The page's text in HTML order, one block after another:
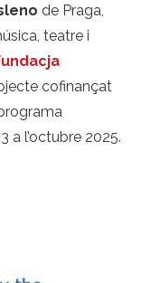
de Praga,
teatre i
cofinançat
a l’octubre 2025.